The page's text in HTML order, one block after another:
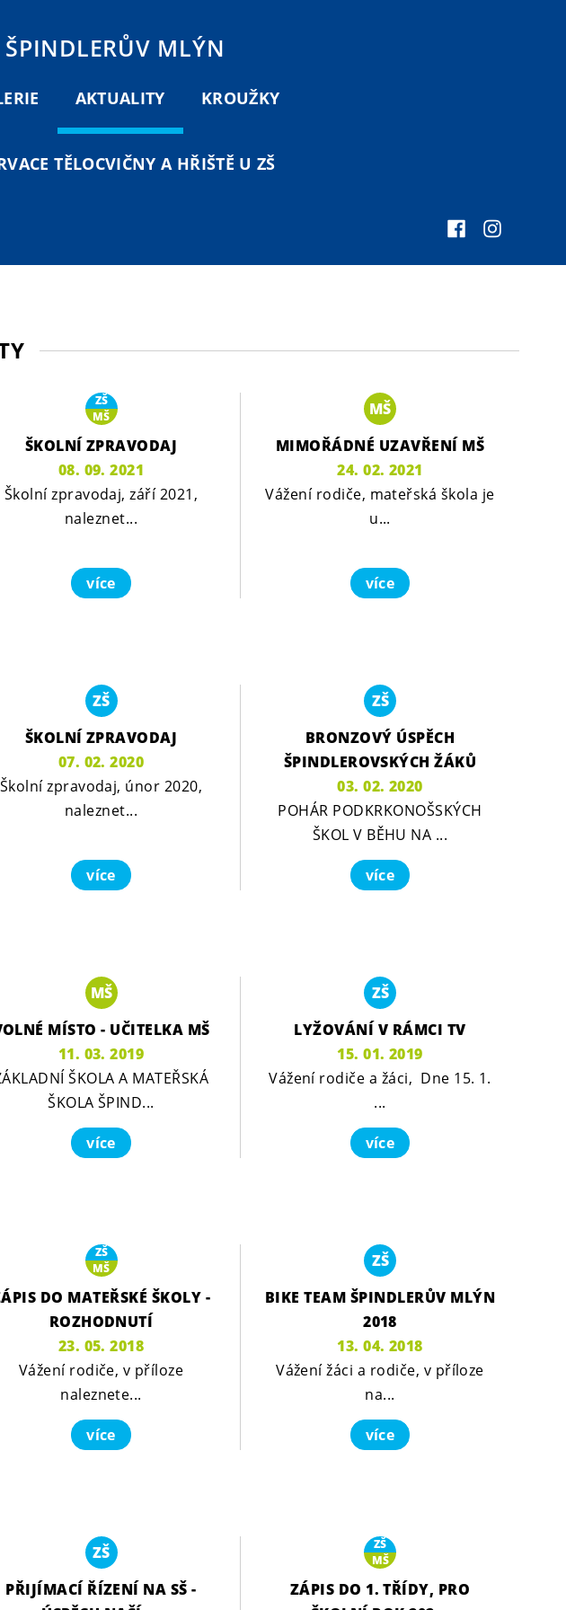
ŠPINDLERŮV MLÝN
AKTUALITY KROUŽKY
TĚLOCVIČNY A HŘIŠTĚ U ZŠ
ZŠ
MŠ
ŠKOLNÍ ZPRAVODAJ
08. 09. 2021
Školní zpravodaj, září 2021,
naleznet...
více
MŠ
MIMOŘÁDNÉ UZAVŘENÍ MŠ
24. 02. 2021
Vážení rodiče, mateřská škola je
u...
více
ZŠ
ŠKOLNÍ ZPRAVODAJ
07. 02. 2020
Školní zpravodaj, únor 2020,
naleznet...
více
ZŠ
BRONZOVÝ ÚSPĚCH
ŠPINDLEROVSKÝCH ŽÁKŮ
03. 02. 2020
POHÁR PODKRKONOŠSKÝCH
ŠKOL V BĚHU NA ...
více
MŠ
MÍSTO - UČITELKA MŠ
11. 03. 2019
ŠKOLA A MATEŘSKÁ
ŠKOLA ŠPIND...
více
ZŠ
LYŽOVÁNÍ V RÁMCI TV
15. 01. 2019
Vážení rodiče a žáci, Dne 15. 1.
...
více
ZŠ
MŠ
DO MATEŘSKÉ ŠKOLY -
ROZHODNUTÍ
23. 05. 2018
Vážení rodiče, v příloze
naleznete...
více
ZŠ
BIKE TEAM ŠPINDLERŮV MLÝN
2018
13. 04. 2018
Vážení žáci a rodiče, v příloze
na...
více
ZŠ
PŘIJÍMACÍ ŘÍZENÍ NA SŠ -
ZŠ
MŠ
ZÁPIS DO 1. TŘÍDY, PRO